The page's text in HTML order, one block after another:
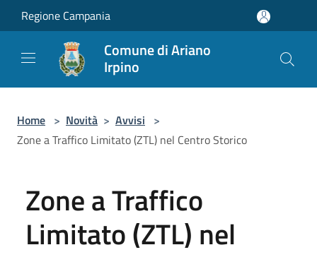
Salta al contenuto principale
Regione Campania
Comune di Ariano
Irpino
Home > Novità > Avvisi >
Zone a Traffico Limitato (ZTL) nel Centro Storico
Zone a Traffico
Limitato (ZTL) nel